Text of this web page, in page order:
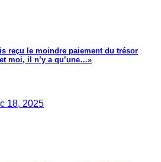
reçu le moindre paiement du trésor
moi, il n’y a qu’une…»
18, 2025